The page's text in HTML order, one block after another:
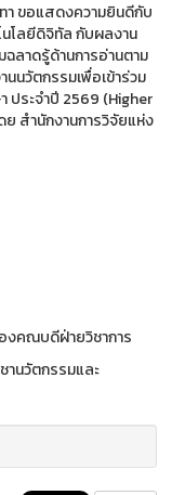
ขอแสดงความยินดีกับ
นโลยีดิจิทัล กับผลงาน
ลาดรู้ด้านการอ่านตาม
นวัตกรรมเพื่อเข้าร่วม
ประจำปี 2569 (Higher
สำนักงานการวิจัยแห่ง
งคณบดีฝ่ายวิชาการ
านวัตกรรมและ